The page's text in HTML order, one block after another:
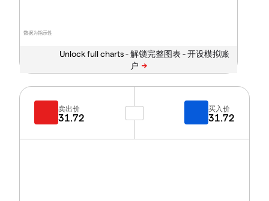
数据为指示性
Unlock full charts -
卖出价
31.72
买入价
31.72